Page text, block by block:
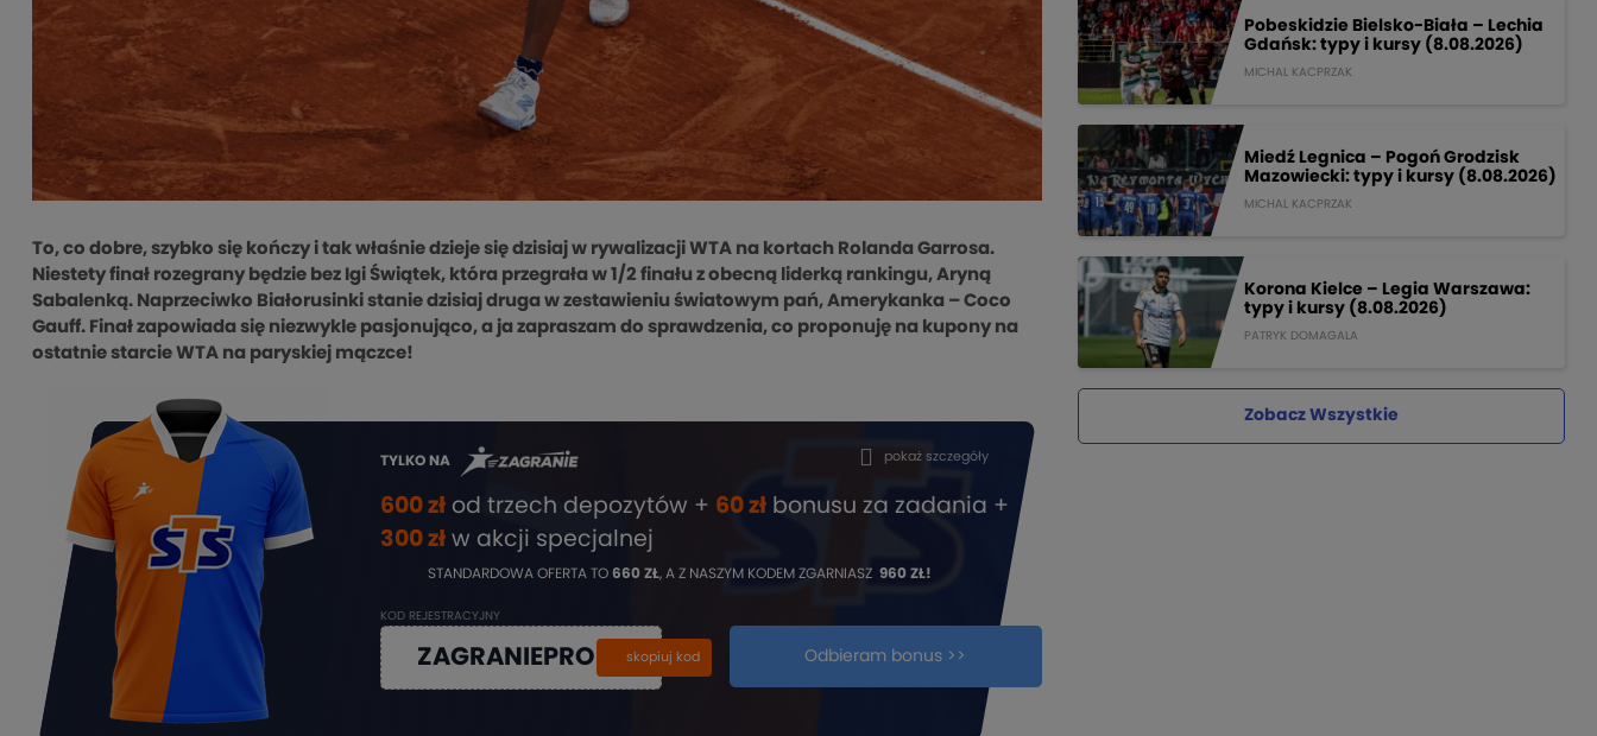
To, co dobre, szybko się kończy i tak właśnie dzieje się dzisiaj w rywalizacji WTA na kortach Rolanda Garrosa.
Niestety finał rozegrany będzie bez Igi Świątek, która przegrała w 1/2 finału z obecną liderką rankingu, Aryną
Sabalenką. Naprzeciwko Białorusinki stanie dzisiaj druga w zestawieniu światowym pań, Amerykanka – Coco
Gauff. Finał zapowiada się niezwykle pasjonująco, a ja zapraszam do sprawdzenia, co proponuję na kupony na
ostatnie starcie WTA na paryskiej mączce!
TYLKO NA
600 zł od trzech depozytów + 60 zł bonusu za zadania +
300 zł w akcji specjalnej
STANDARDOWA OFERTA TO660 ZŁ, A Z NASZYM KODEM ZGARNIASZ 960 ZŁ!
KOD REJESTRACYJNY
ZAGRANIEPROMO
kopiuj
skopiuj kod Odbieram bonus >>
pokaż szczegóły
Pobeskidzie Bielsko-Biała – Lechia
Gdańsk: typy i kursy (8.08.2026)
MICHAL KACPRZAK
Miedź Legnica – Pogoń Grodzisk
Mazowiecki: typy i kursy (8.08.2026)
MICHAL KACPRZAK
Korona Kielce – Legia Warszawa:
typy i kursy (8.08.2026)
PATRYK DOMAGALA
Zobacz Wszystkie